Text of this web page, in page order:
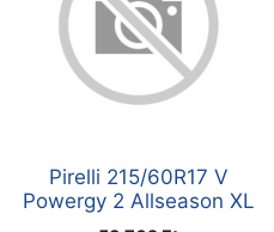
Pirelli 215/60R17 V
Powergy 2 Allseason XL